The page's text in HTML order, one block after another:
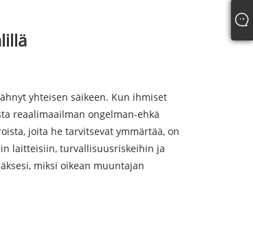
yhteisen säikeen. Kun ihmiset
reaalimaailman ongelman-ehkä
joita he tarvitsevat ymmärtää, on
laitteisiin, turvallisuusriskeihin ja
miksi oikean muuntajan